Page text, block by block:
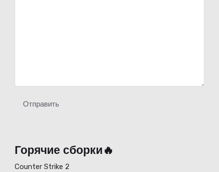
Отправить
Горячие сборки🔥
Counter Strike 2